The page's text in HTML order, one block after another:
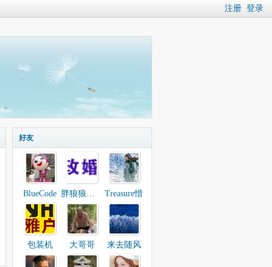
注册 登录
好友
BlueCode 胖狼狼狼狼胖 Treasure惜
包装机 大哥哥 来去随风